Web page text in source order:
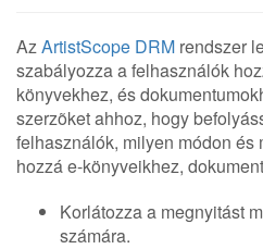
AzArtistScope DRM rendszer
szabályozza a felhasználók
könyvekhez, és
szerzõket ahhoz, hogy
felhasználók, milyen módon és
hozzá e-könyveikhez,
Korlátozza a megnyitást
számára.